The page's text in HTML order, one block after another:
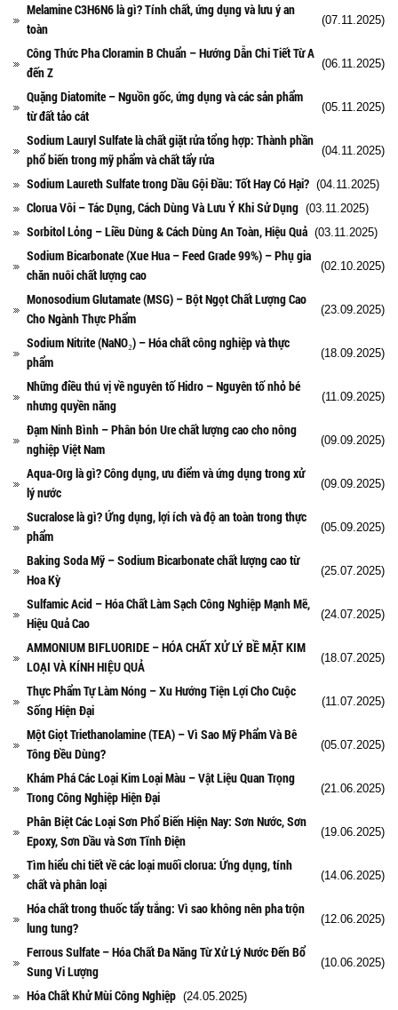
Melamine C3H6N6 là gì? Tính chất, ứng dụng và lưu ý an
toàn
(07.11.2025)
Công Thức Pha Cloramin B Chuẩn – Hướng Dẫn Chi Tiết Từ A
đến Z
(06.11.2025)
Quặng Diatomite – Nguồn gốc, ứng dụng và các sản phẩm
từ đất tảo cát
(05.11.2025)
Sodium Lauryl Sulfate là chất giặt rửa tổng hợp: Thành phần
phổ biến trong mỹ phẩm và chất tẩy rửa
(04.11.2025)
Sodium Laureth Sulfate trong Dầu Gội Đầu: Tốt Hay Có Hại? (04.11.2025)
Clorua Vôi – Tác Dụng, Cách Dùng Và Lưu Ý Khi Sử Dụng (03.11.2025)
Sorbitol Lỏng – Liều Dùng & Cách Dùng An Toàn, Hiệu Quả (03.11.2025)
Sodium Bicarbonate (Xue Hua – Feed Grade 99%) – Phụ gia
chăn nuôi chất lượng cao
(02.10.2025)
Monosodium Glutamate (MSG) – Bột Ngọt Chất Lượng Cao
Cho Ngành Thực Phẩm
(23.09.2025)
Sodium Nitrite (NaNO₂) – Hóa chất công nghiệp và thực
phẩm
(18.09.2025)
Những điều thú vị về nguyên tố Hidro – Nguyên tố nhỏ bé
nhưng quyền năng
(11.09.2025)
Đạm Ninh Bình – Phân bón Ure chất lượng cao cho nông
nghiệp Việt Nam
(09.09.2025)
Aqua-Org là gì? Công dụng, ưu điểm và ứng dụng trong xử
lý nước
(09.09.2025)
Sucralose là gì? Ứng dụng, lợi ích và độ an toàn trong thực
phẩm
(05.09.2025)
Baking Soda Mỹ – Sodium Bicarbonate chất lượng cao từ
Hoa Kỳ
(25.07.2025)
Sulfamic Acid – Hóa Chất Làm Sạch Công Nghiệp Mạnh Mẽ,
Hiệu Quả Cao
(24.07.2025)
AMMONIUM BIFLUORIDE – HÓA CHẤT XỬ LÝ BỀ MẶT KIM
LOẠI VÀ KÍNH HIỆU QUẢ
(18.07.2025)
Thực Phẩm Tự Làm Nóng – Xu Hướng Tiện Lợi Cho Cuộc
Sống Hiện Đại
(11.07.2025)
Một Giọt Triethanolamine (TEA) – Vì Sao Mỹ Phẩm Và Bê
Tông Đều Dùng?
(05.07.2025)
Khám Phá Các Loại Kim Loại Màu – Vật Liệu Quan Trọng
Trong Công Nghiệp Hiện Đại
(21.06.2025)
Phân Biệt Các Loại Sơn Phổ Biến Hiện Nay: Sơn Nước, Sơn
Epoxy, Sơn Dầu và Sơn Tĩnh Điện
(19.06.2025)
Tìm hiểu chi tiết về các loại muối clorua: Ứng dụng, tính
chất và phân loại
(14.06.2025)
Hóa chất trong thuốc tẩy trắng: Vì sao không nên pha trộn
lung tung?
(12.06.2025)
Ferrous Sulfate – Hóa Chất Đa Năng Từ Xử Lý Nước Đến Bổ
Sung Vi Lượng
(10.06.2025)
Hóa Chất Khử Mùi Công Nghiệp (24.05.2025)